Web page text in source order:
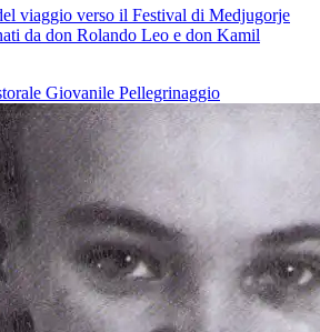
viaggio verso il Festival di Medjugorje
da don Rolando Leo e don Kamil
Giovanile Pellegrinaggio